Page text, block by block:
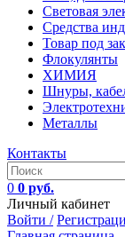
Световая
Средства
Товар под
Флокулянты
ХИМИЯ
Шнуры,
Металлы
Контакты
0 0 руб.
Личный кабинет
Войти /